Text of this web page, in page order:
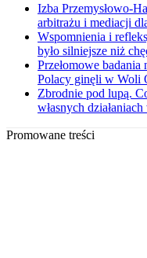
Izba Przemysłowo-
arbitrażu i mediacji
Wspomnienia i
było silniejsze niż
Przełomowe
Polacy ginęli w Woli
Zbrodnie pod lupą.
własnych
Promowane treści